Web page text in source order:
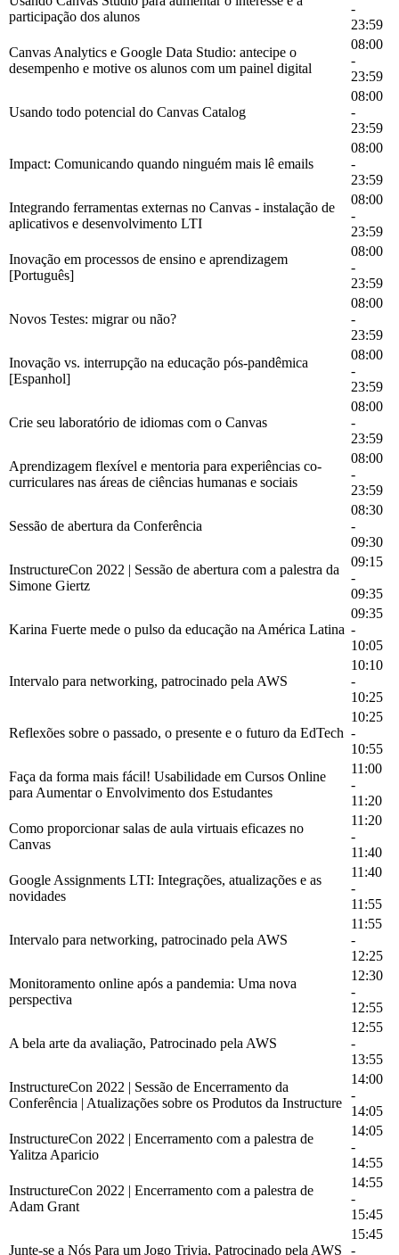
participação dos alunos
-
23:59
Canvas Analytics e Google Data Studio: antecipe o
desempenho e motive os alunos com um painel digital
08:00
-
23:59
Usando todo potencial do Canvas Catalog
08:00
-
23:59
Impact: Comunicando quando ninguém mais lê emails
08:00
-
23:59
Integrando ferramentas externas no Canvas - instalação de
aplicativos e desenvolvimento LTI
08:00
-
23:59
Inovação em processos de ensino e aprendizagem
[Português]
08:00
-
23:59
Novos Testes: migrar ou não?
08:00
-
23:59
Inovação vs. interrupção na educação pós-pandêmica
[Espanhol]
08:00
-
23:59
Crie seu laboratório de idiomas com o Canvas
08:00
-
23:59
Aprendizagem flexível e mentoria para experiências co-
curriculares nas áreas de ciências humanas e sociais
08:00
-
23:59
Sessão de abertura da Conferência
08:30
-
09:30
InstructureCon 2022 | Sessão de abertura com a palestra da
Simone Giertz
09:15
-
09:35
Karina Fuerte mede o pulso da educação na América Latina
09:35
-
10:05
Intervalo para networking, patrocinado pela AWS
10:10
-
10:25
Reflexões sobre o passado, o presente e o futuro da EdTech
10:25
-
10:55
Faça da forma mais fácil! Usabilidade em Cursos Online
para Aumentar o Envolvimento dos Estudantes
11:00
-
11:20
Como proporcionar salas de aula virtuais eficazes no
Canvas
11:20
-
11:40
Google Assignments LTI: Integrações, atualizações e as
novidades
11:40
-
11:55
Intervalo para networking, patrocinado pela AWS
11:55
-
12:25
Monitoramento online após a pandemia: Uma nova
perspectiva
12:30
-
12:55
A bela arte da avaliação, Patrocinado pela AWS
12:55
-
13:55
InstructureCon 2022 | Sessão de Encerramento da
Conferência | Atualizações sobre os Produtos da Instructure
14:00
-
14:05
InstructureCon 2022 | Encerramento com a palestra de
Yalitza Aparicio
14:05
-
14:55
InstructureCon 2022 | Encerramento com a palestra de
Adam Grant
14:55
-
15:45
Junte-se a Nós Para um Jogo Trivia, Patrocinado pela AWS
15:45
-